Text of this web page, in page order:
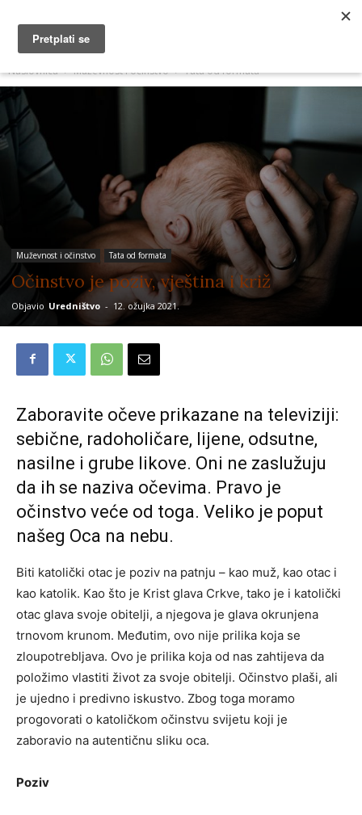
MUŽEVNI BUDITE
Naslovnica Muževnost i očinstvo Tata od formata
Muževnost i očinstvo Tata od formata
Očinstvo je poziv, vještina i križ
Objavio Uredništvo - 12. ožujka 2021.
Zaboravite očeve prikazane na televiziji:
sebične, radoholičare, lijene, odsutne,
nasilne i grube likove. Oni ne zaslužuju
da ih se naziva očevima. Pravo je
očinstvo veće od toga. Veliko je poput
našeg Oca na nebu.
Biti katolički otac je poziv na patnju – kao muž, kao otac i
kao katolik. Kao što je Krist glava Crkve, tako je i katolički
otac glava svoje obitelji, a njegova je glava okrunjena
trnovom krunom. Međutim, ovo nije prilika koja se
zloupotrebljava. Ovo je prilika koja od nas zahtijeva da
položimo vlastiti život za svoje obitelji. Očinstvo plaši, ali
je ujedno i predivno iskustvo. Zbog toga moramo
progovorati o katoličkom očinstvu svijetu koji je
zaboravio na autentičnu sliku oca.
Poziv